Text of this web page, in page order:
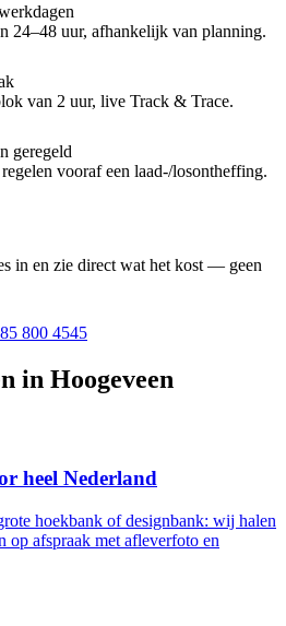
24–48 uur, afhankelijk van planning.
van 2 uur, live Track & Trace.
geregeld
vooraf een laad-/losontheffing.
in en zie direct wat het kost — geen
800 4545
in Hoogeveen
heel Nederland
hoekbank of designbank: wij halen
op afspraak met afleverfoto en